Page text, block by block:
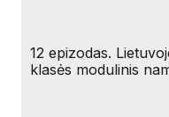
12 epizodas.
klasės modulinis